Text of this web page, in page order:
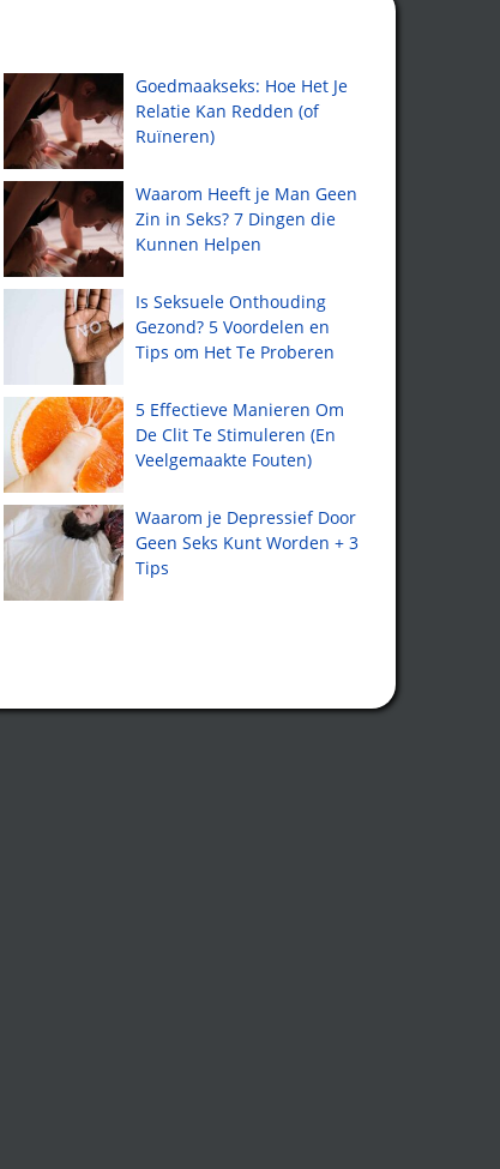
Goedmaakseks: Hoe Het Je
Relatie Kan Redden (of
Ruïneren)
Waarom Heeft je Man Geen
Zin in Seks? 7 Dingen die
Kunnen Helpen
Is Seksuele Onthouding
Gezond? 5 Voordelen en
Tips om Het Te Proberen
5 Effectieve Manieren Om
De Clit Te Stimuleren (En
Veelgemaakte Fouten)
Waarom je Depressief Door
Geen Seks Kunt Worden + 3
Tips